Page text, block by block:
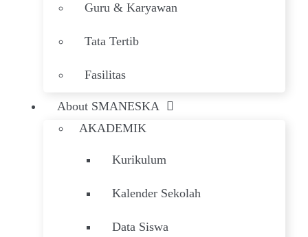
Guru & Karyawan
Tata Tertib
Fasilitas
About SMANESKA
AKADEMIK
Kurikulum
Kalender Sekolah
Data Siswa